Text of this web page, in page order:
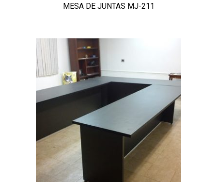
MESA DE JUNTAS MJ-211